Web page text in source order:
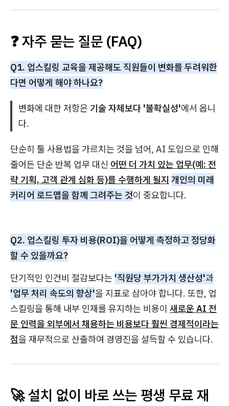
❓ 자주 묻는 질문 (FAQ)
Q1. 업스킬링 교육을 제공해도 직원들이 변화를 두려워한
다면 어떻게 해야 하나요?
변화에 대한 저항은 기술 자체보다 '불확실성'에서 옵니
다.
단순히 툴 사용법을 가르치는 것을 넘어, AI 도입으로 인해
줄어든 단순 반복 업무 대신 어떤 더 가치 있는 업무(예: 전
략 기획, 고객 관계 심화 등)를 수행하게 될지 개인의 미래
커리어 로드맵을 함께 그려주는 것이 중요합니다.
Q2. 업스킬링 투자 비용(ROI)을 어떻게 측정하고 정당화
할 수 있을까요?
단기적인 인건비 절감보다는 '직원당 부가가치 생산성'과
'업무 처리 속도의 향상'을 지표로 삼아야 합니다. 또한, 업
스킬링을 통해 내부 인재를 유지하는 비용이 새로운 AI 전
문 인력을 외부에서 채용하는 비용보다 훨씬 경제적이라는
점을 재무적으로 산출하여 경영진을 설득할 수 있습니다.
🚀 설치 없이 바로 쓰는 평생 무료 재